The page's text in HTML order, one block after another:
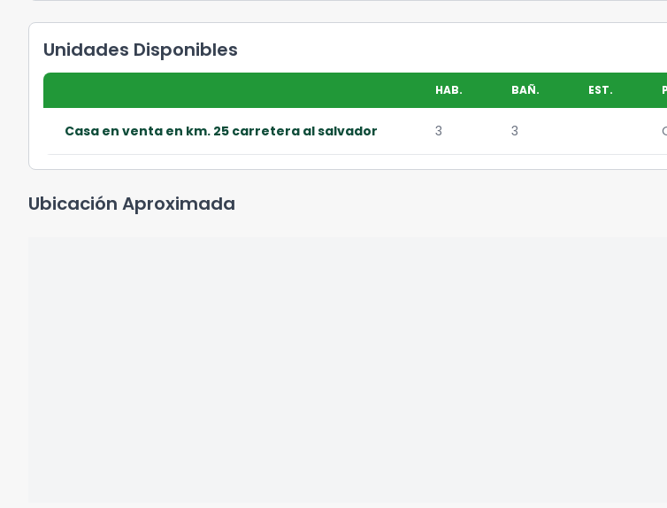
Unidades Disponibles
HAB. BAÑ. EST.
Casa en venta en km. 25 carretera al salvador 3 3
Ubicación Aproximada